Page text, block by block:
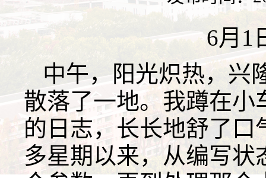
6月1
中午，阳光炽热，兴
散落了一地。我蹲在小
的日志，长长地舒了
多星期以来，从编写